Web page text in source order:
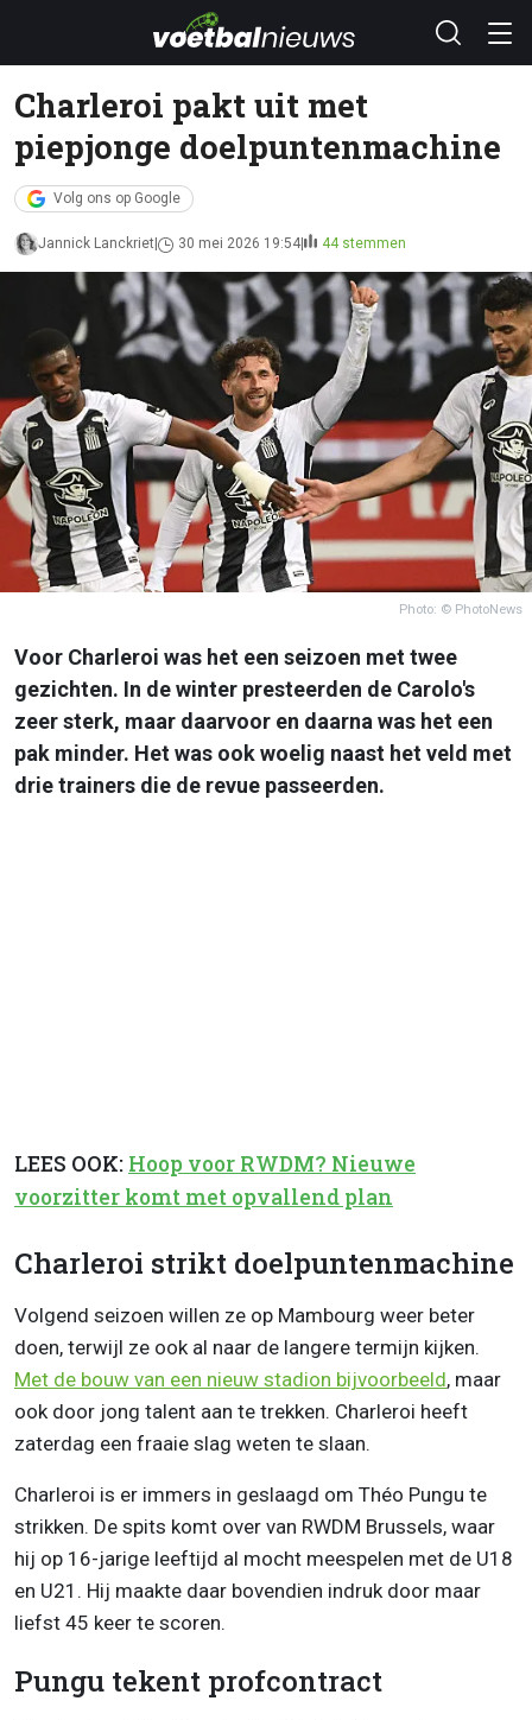
Charleroi pakt uit met
piepjonge doelpuntenmachine
Volg ons op Google
Jannick Lanckriet 30 mei 2026 19:54 44 stemmen
Photo: © PhotoNews
Voor Charleroi was het een seizoen met twee
gezichten. In de winter presteerden de Carolo's
zeer sterk, maar daarvoor en daarna was het een
pak minder. Het was ook woelig naast het veld met
drie trainers die de revue passeerden.
LEES OOK: Hoop voor RWDM? Nieuwe
voorzitter komt met opvallend plan
Charleroi strikt doelpuntenmachine
Volgend seizoen willen ze op Mambourg weer beter
doen, terwijl ze ook al naar de langere termijn kijken.
Met de bouw van een nieuw stadion bijvoorbeeld, maar
ook door jong talent aan te trekken. Charleroi heeft
zaterdag een fraaie slag weten te slaan.
Charleroi is er immers in geslaagd om Théo Pungu te
strikken. De spits komt over van RWDM Brussels, waar
hij op 16-jarige leeftijd al mocht meespelen met de U18
en U21. Hij maakte daar bovendien indruk door maar
liefst 45 keer te scoren.
Pungu tekent profcontract